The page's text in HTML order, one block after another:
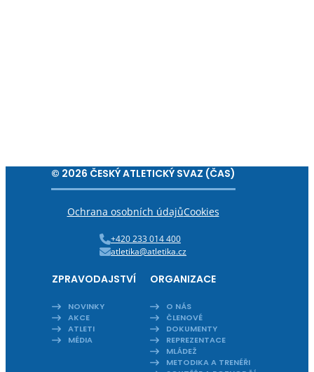
© 2026 ČESKÝ ATLETICKÝ SVAZ (ČAS)
Ochrana osobních údajůCookies
+420 233 014 400
atletika@atletika.cz
ZPRAVODAJSTVÍ
NOVINKY
AKCE
ATLETI
MÉDIA
ORGANIZACE
O NÁS
ČLENOVÉ
DOKUMENTY
REPREZENTACE
MLÁDEŽ
METODIKA A TRENÉŘI